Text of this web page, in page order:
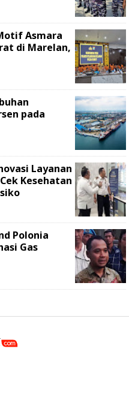
Asmara
di Marelan,
pada
Layanan
Kesehatan
Polonia
Gas